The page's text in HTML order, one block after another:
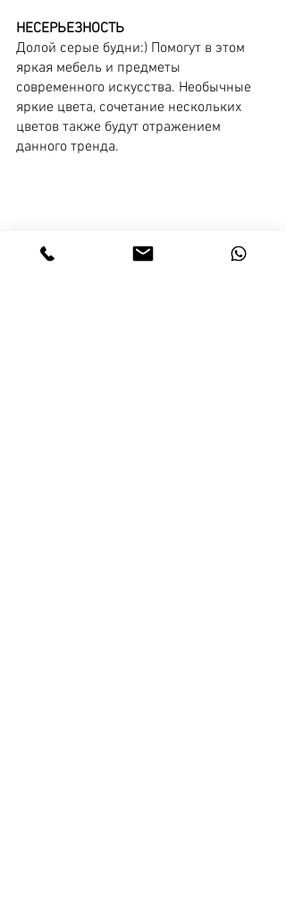
НЕСЕРЬЕЗНОСТЬ
Долой серые будни:) Помогут в этом
яркая мебель и предметы
современного искусства. Необычные
яркие цвета, сочетание нескольких
цветов также будут отражением
данного тренда.